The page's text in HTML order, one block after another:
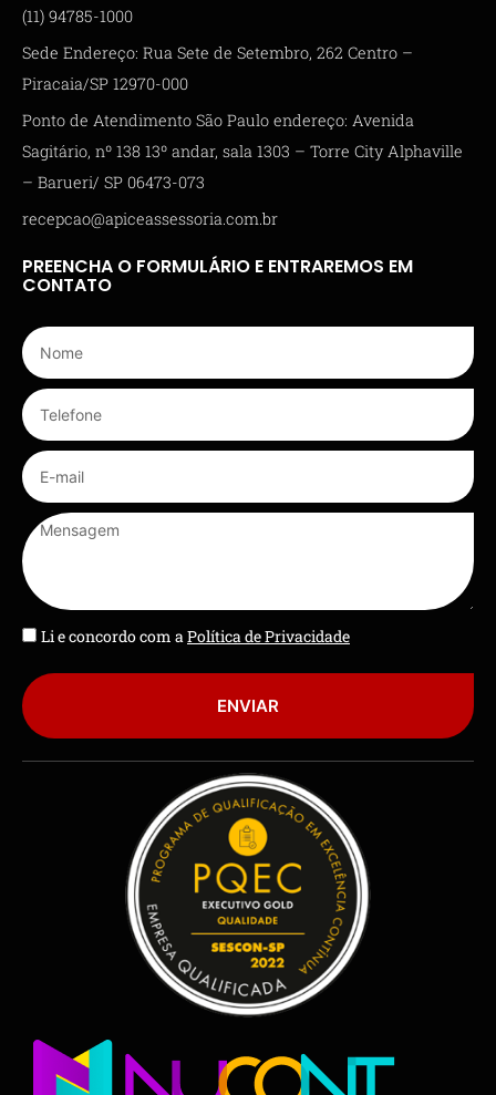
(11) 94785-1000
Sede Endereço: Rua Sete de Setembro, 262 Centro –
Piracaia/SP 12970-000
Ponto de Atendimento São Paulo endereço: Avenida
Sagitário, nº 138 13º andar, sala 1303 – Torre City Alphaville
– Barueri/ SP 06473-073
recepcao@apiceassessoria.com.br
PREENCHA O FORMULÁRIO E ENTRAREMOS EM
CONTATO
Li e concordo com aPolítica de Privacidade
ENVIAR